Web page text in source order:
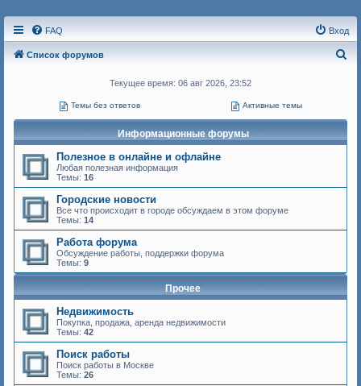
FAQ Вход
Список форумов
Текущее время: 06 авг 2026, 23:52
Темы без ответов Активные темы
Информационные форумы
Полезное в онлайне и офлайне
Любая полезная информация
Темы: 16
Городские новости
Все что происходит в городе обсуждаем в этом форуме
Темы: 14
Работа форума
Обсуждение работы, поддержки форума
Темы: 9
Прочее
Недвижимость
Покупка, продажа, аренда недвижимости
Темы: 42
Поиск работы
Поиск работы в Москве
Темы: 26